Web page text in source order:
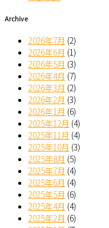
Archive
2026年7月 (2)
2026年6月 (1)
2026年5月 (3)
2026年4月 (7)
2026年3月 (2)
2026年2月 (3)
2026年1月 (6)
2025年12月 (4)
2025年11月 (4)
2025年10月 (3)
2025年8月 (5)
2025年7月 (4)
2025年6月 (4)
2025年5月 (6)
2025年4月 (4)
2025年2月 (6)